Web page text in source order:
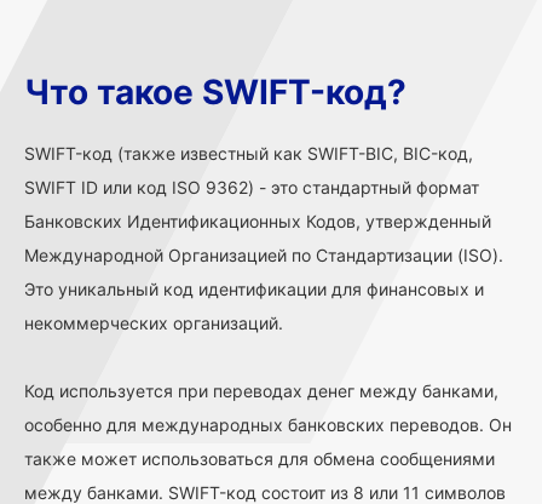
Что такое SWIFT-код?
SWIFT-код (также известный как SWIFT-BIC, BIC-код,
SWIFT ID или код ISO 9362) - это стандартный формат
Банковских Идентификационных Кодов, утвержденный
Международной Организацией по Стандартизации (ISO).
Это уникальный код идентификации для финансовых и
некоммерческих организаций.
Код используется при переводах денег между банками,
особенно для международных банковских переводов. Он
также может использоваться для обмена сообщениями
между банками. SWIFT-код состоит из 8 или 11 символов